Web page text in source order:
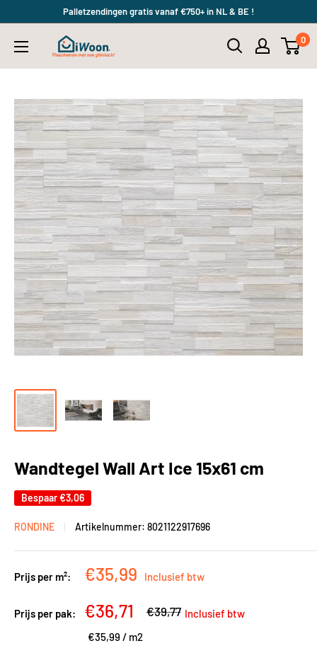
content
Palletzendingen gratis vanaf €750+ in NL & BE !
iWoon.nl 0
Wandtegel Wall Art Ice 15x61 cm
Bespaar€3,06
RONDINE Artikelnummer: 8021122917696
Prijs per m²: Kortingsprijs
€35,99 Inclusief btw
Prijs per pak: Kortingsprijs
€36,71 Adviesprijs
€39,77 Inclusief btw
€35,99 / m2